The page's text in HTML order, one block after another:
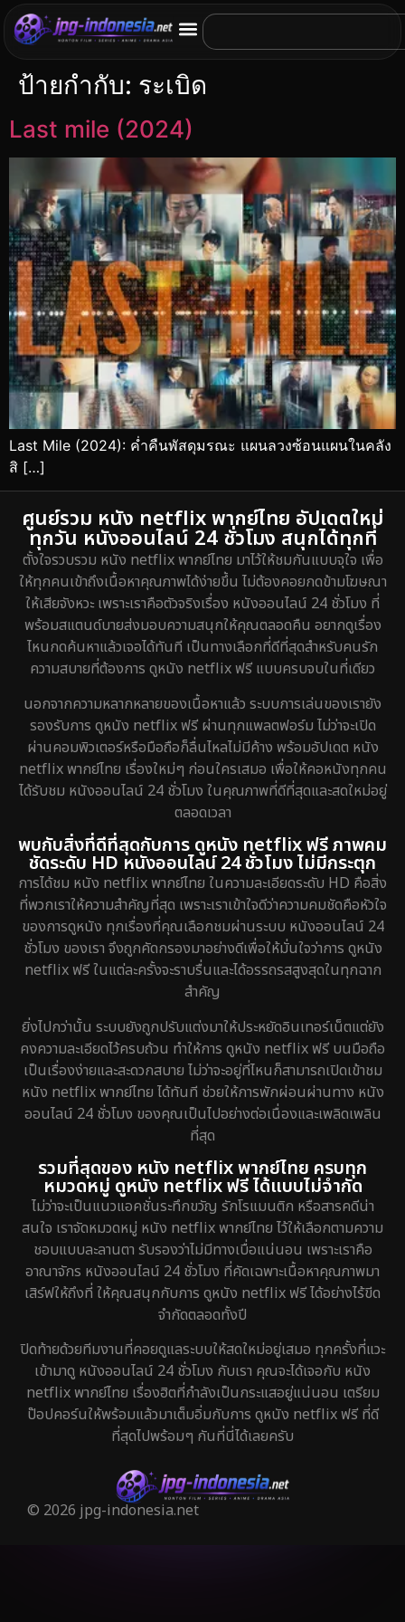
ป้ายกำกับ: ระเบิด
Last mile (2024)
Last Mile (2024): ค่ำคืนพัสดุมรณะ แผนลวงซ้อนแผนในคลัง
สิ […]
ศูนย์รวม หนัง netflix พากย์ไทย อัปเดตใหม่
ทุกวัน หนังออนไลน์ 24 ชั่วโมง สนุกได้ทุกที่
ตั้งใจรวบรวม หนัง netflix พากย์ไทย มาไว้ให้ชมกันแบบจุใจ เพื่อ
ให้ทุกคนเข้าถึงเนื้อหาคุณภาพได้ง่ายขึ้น ไม่ต้องคอยกดข้ามโฆษณา
ให้เสียจังหวะ เพราะเราคือตัวจริงเรื่อง หนังออนไลน์ 24 ชั่วโมง ที่
พร้อมสแตนด์บายส่งมอบความสนุกให้คุณตลอดคืน อยากดูเรื่อง
ไหนกดค้นหาแล้วเจอได้ทันที เป็นทางเลือกที่ดีที่สุดสำหรับคนรัก
ความสบายที่ต้องการ ดูหนัง netflix ฟรี แบบครบจบในที่เดียว
นอกจากความหลากหลายของเนื้อหาแล้ว ระบบการเล่นของเรายัง
รองรับการ ดูหนัง netflix ฟรี ผ่านทุกแพลตฟอร์ม ไม่ว่าจะเปิด
ผ่านคอมพิวเตอร์หรือมือถือก็ลื่นไหลไม่มีค้าง พร้อมอัปเดต หนัง
netflix พากย์ไทย เรื่องใหม่ๆ ก่อนใครเสมอ เพื่อให้คอหนังทุกคน
ได้รับชม หนังออนไลน์ 24 ชั่วโมง ในคุณภาพที่ดีที่สุดและสดใหม่อยู่
ตลอดเวลา
พบกับสิ่งที่ดีที่สุดกับการ ดูหนัง netflix ฟรี ภาพคม
ชัดระดับ HD หนังออนไลน์ 24 ชั่วโมง ไม่มีกระตุก
การได้ชม หนัง netflix พากย์ไทย ในความละเอียดระดับ HD คือสิ่ง
ที่พวกเราให้ความสำคัญที่สุด เพราะเราเข้าใจดีว่าความคมชัดคือหัวใจ
ของการดูหนัง ทุกเรื่องที่คุณเลือกชมผ่านระบบ หนังออนไลน์ 24
ชั่วโมง ของเรา จึงถูกคัดกรองมาอย่างดีเพื่อให้มั่นใจว่าการ ดูหนัง
netflix ฟรี ในแต่ละครั้งจะราบรื่นและได้อรรถรสสูงสุดในทุกฉาก
สำคัญ
ยิ่งไปกว่านั้น ระบบยังถูกปรับแต่งมาให้ประหยัดอินเทอร์เน็ตแต่ยัง
คงความละเอียดไว้ครบถ้วน ทำให้การ ดูหนัง netflix ฟรี บนมือถือ
เป็นเรื่องง่ายและสะดวกสบาย ไม่ว่าจะอยู่ที่ไหนก็สามารถเปิดเข้าชม
หนัง netflix พากย์ไทย ได้ทันที ช่วยให้การพักผ่อนผ่านทาง หนัง
ออนไลน์ 24 ชั่วโมง ของคุณเป็นไปอย่างต่อเนื่องและเพลิดเพลิน
ที่สุด
รวมที่สุดของ หนัง netflix พากย์ไทย ครบทุก
หมวดหมู่ ดูหนัง netflix ฟรี ได้แบบไม่จำกัด
ไม่ว่าจะเป็นแนวแอคชั่นระทึกขวัญ รักโรแมนติก หรือสารคดีน่า
สนใจ เราจัดหมวดหมู่ หนัง netflix พากย์ไทย ไว้ให้เลือกตามความ
ชอบแบบละลานตา รับรองว่าไม่มีทางเบื่อแน่นอน เพราะเราคือ
อาณาจักร หนังออนไลน์ 24 ชั่วโมง ที่คัดเฉพาะเนื้อหาคุณภาพมา
เสิร์ฟให้ถึงที่ ให้คุณสนุกกับการ ดูหนัง netflix ฟรี ได้อย่างไร้ขีด
จำกัดตลอดทั้งปี
ปิดท้ายด้วยทีมงานที่คอยดูแลระบบให้สดใหม่อยู่เสมอ ทุกครั้งที่แวะ
เข้ามาดู หนังออนไลน์ 24 ชั่วโมง กับเรา คุณจะได้เจอกับ หนัง
netflix พากย์ไทย เรื่องฮิตที่กำลังเป็นกระแสอยู่แน่นอน เตรียม
ป๊อปคอร์นให้พร้อมแล้วมาเต็มอิ่มกับการ ดูหนัง netflix ฟรี ที่ดี
ที่สุดไปพร้อมๆ กันที่นี่ได้เลยครับ
© 2026 jpg-indonesia.net